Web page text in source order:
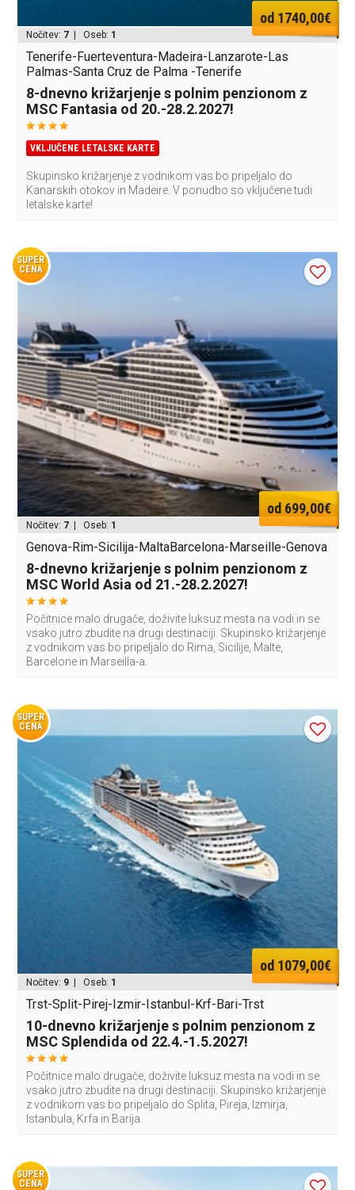
od 1740,00€
Nočitev: 7 | Oseb: 1
Tenerife-Fuerteventura-Madeira-Lanzarote-Las
Palmas-Santa Cruz de Palma -Tenerife
8-dnevno križarjenje s polnim penzionom z
MSC Fantasia od 20.-28.2.2027!
VKLJUČENE LETALSKE KARTE
Skupinsko križarjenje z vodnikom vas bo pripeljalo do
Kanarskih otokov in Madeire. V ponudbo so vključene tudi
letalske karte!
SUPER
CENA
od 699,00€
Nočitev: 7 | Oseb: 1
Genova-Rim-Sicilija-MaltaBarcelona-Marseille-Genova
8-dnevno križarjenje s polnim penzionom z
MSC World Asia od 21.-28.2.2027!
Počitnice malo drugače, doživite luksuz mesta na vodi in se
vsako jutro zbudite na drugi destinaciji. Skupinsko križarjenje
z vodnikom vas bo pripeljalo do Rima, Sicilije, Malte,
Barcelone in Marseilla-a.
SUPER
CENA
od 1079,00€
Nočitev: 9 | Oseb: 1
Trst-Split-Pirej-Izmir-Istanbul-Krf-Bari-Trst
10-dnevno križarjenje s polnim penzionom z
MSC Splendida od 22.4.-1.5.2027!
Počitnice malo drugače, doživite luksuz mesta na vodi in se
vsako jutro zbudite na drugi destinaciji. Skupinsko križarjenje
z vodnikom vas bo pripeljalo do Splita, Pireja, Izmirja,
Istanbula, Krfa in Barija.
SUPER
CENA